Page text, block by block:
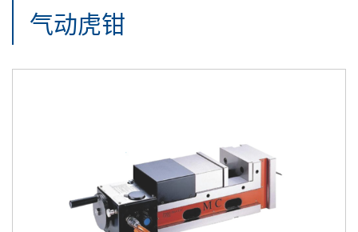
气动虎钳